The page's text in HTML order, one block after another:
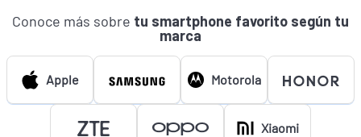
Conoce más sobre tu smartphone favorito según tu
marca
Apple Motorola
Xiaomi